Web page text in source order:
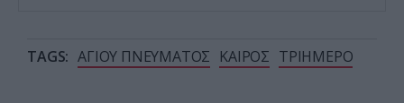
TAGS: ΑΓΙΟΥ ΠΝΕΥΜΑΤΟΣ ΚΑΙΡΟΣ ΤΡΙΗΜΕΡΟ